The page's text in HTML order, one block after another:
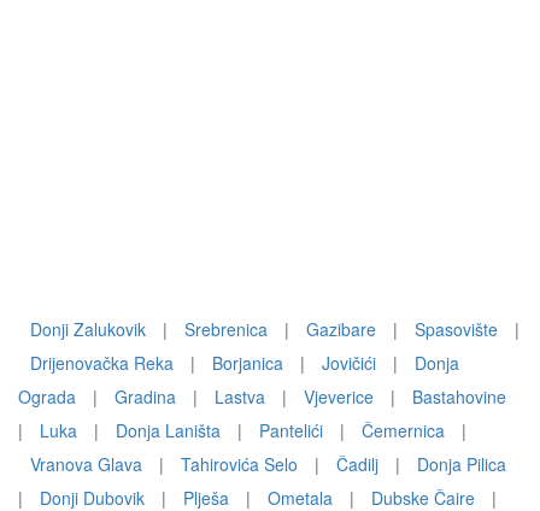
Donji Zalukovik | Srebrenica | Gazibare | Spasovište
|
Drijenovačka Reka
| Borjanica | Jovičići |
Donja
Ograda
| Gradina | Lastva | Vjeverice |
Bastahovine
|
Luka | Donja Laništa | Pantelići | Čemernica
|
Vranova Glava
| Tahirovića Selo | Čadilj |
Donja Pilica
|
Donji Dubovik | Plješa | Ometala | Dubske Čaire
|